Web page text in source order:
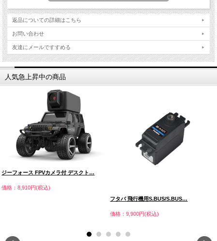
返品についての詳細はこちら
お問い合わせ
友達にメールですすめる
人気急上昇中の商品
ジーフォース FPVカメラ付 デスクト…
価格：8,910円(税込)
フタバ 飛行機用S.BUS/S.BUS…
価格：9,900円(税込)